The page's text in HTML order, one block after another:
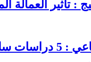
: تأثير العمالة
الشباب